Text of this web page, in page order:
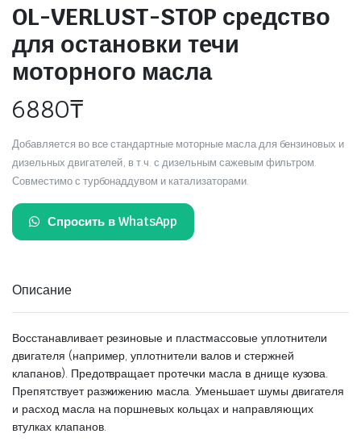
OL-VERLUST-STOP средство
для остановки течи
моторного масла
6880₸
Добавляется во все стандартные моторные масла для бензиновых и
дизельных двигателей, в т.ч. с дизельным сажевым фильтром.
Совместимо с турбонаддувом и катализаторами.
Спросить в WhatsApp
Описание
Восстанавливает резиновые и пластмассовые уплотнители
двигателя (например, уплотнители валов и стержней
клапанов). Предотвращает протечки масла в днище кузова.
Препятствует разжижению масла. Уменьшает шумы двигателя
и расход масла на поршневых кольцах и направляющих
втулках клапанов.